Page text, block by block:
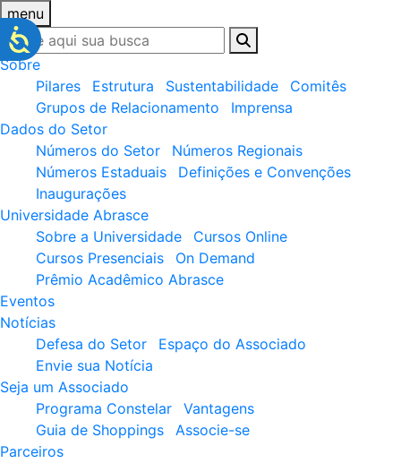
menu
Sobre
Pilares
Estrutura Sustentabilidade
Comitês
Grupos de Relacionamento
Imprensa
Dados do Setor
Números do Setor
Números Regionais
Números Estaduais
Definições e Convenções
Inaugurações
Universidade Abrasce
Sobre a Universidade
Cursos Online
Cursos Presenciais
On Demand
Prêmio Acadêmico Abrasce
Eventos
Notícias
Defesa do Setor
Espaço do Associado
Envie sua Notícia
Seja um Associado
Programa Constelar
Vantagens
Guia de Shoppings
Associe-se
Parceiros